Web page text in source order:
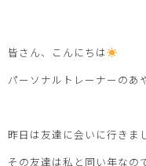
皆さん、こんにちは
パーソナルトレーナーのあ
昨日は友達に会いに行きま
その友達は私と同い年なの